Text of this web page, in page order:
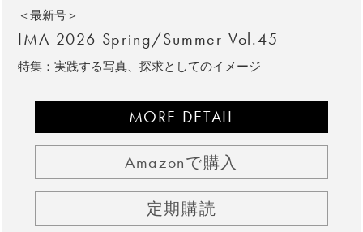
＜最新号＞
IMA 2026 Spring/Summer Vol.45
特集：実践する写真、探求としてのイメージ
MORE DETAIL
Amazonで購入
定期購読